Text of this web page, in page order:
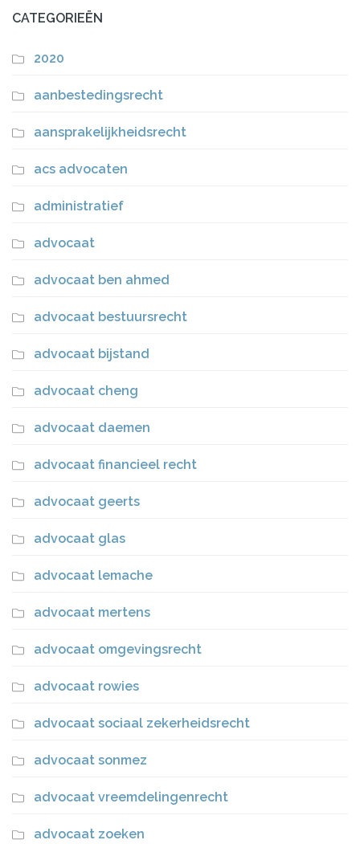
CATEGORIEËN
2020
aanbestedingsrecht
aansprakelijkheidsrecht
acs advocaten
administratief
advocaat
advocaat ben ahmed
advocaat bestuursrecht
advocaat bijstand
advocaat cheng
advocaat daemen
advocaat financieel recht
advocaat geerts
advocaat glas
advocaat lemache
advocaat mertens
advocaat omgevingsrecht
advocaat rowies
advocaat sociaal zekerheidsrecht
advocaat sonmez
advocaat vreemdelingenrecht
advocaat zoeken